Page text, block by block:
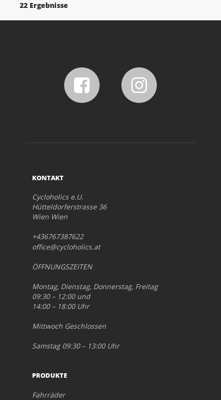
22 Ergebnisse
KONTAKT
Cycloholics e.U.
Hütteldorferstrasse 36
Wien Wien
+436767387622
office@cycloholics.at
ÖFFNUNGSZEITEN
Montag, Dienstag, Donnerstag, Freitag
09:30 – 12:00 und
14:00 – 18:00 Uhr
Mittwoch Geschlossen
Samstag 09:30 – 13:00 Uhr
PRODUKTE
Fahrräder